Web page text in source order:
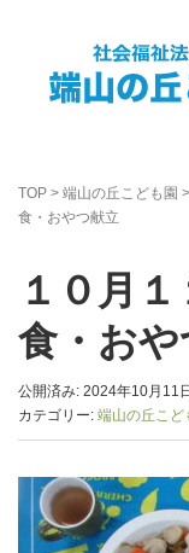
TOP > 端山の丘こども園 >
食・おやつ献立
１０月
食・お
公開済み: 2024年10月11日
カテゴリー: 端山の丘こど